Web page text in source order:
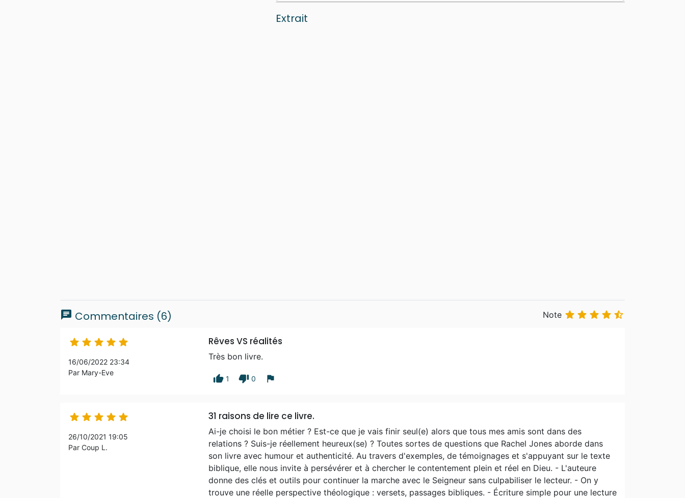
Extrait
chat Commentaires (6) Note     
    
16/06/2022 23:34
Par Mary-Eve
Rêves VS réalités
Très bon livre.
thumb_up 1 thumb_down 0 flag
    
26/10/2021 19:05
Par Coup L.
31 raisons de lire ce livre.
Ai-je choisi le bon métier ? Est-ce que je vais finir seul(e) alors que tous mes amis sont dans des
relations ? Suis-je réellement heureux(se) ? Toutes sortes de questions que Rachel Jones aborde dans
son livre avec humour et authenticité. Au travers d'exemples, de témoignages et s'appuyant sur le texte
biblique, elle nous invite à persévérer et à chercher le contentement plein et réel en Dieu. - L'auteure
donne des clés et outils pour continuer la marche avec le Seigneur sans culpabiliser le lecteur. - On y
trouve une réelle perspective théologique : versets, passages bibliques. - Écriture simple pour une lecture